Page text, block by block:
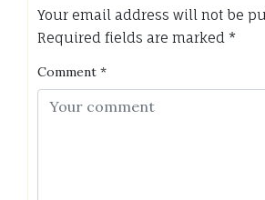
Your email address will not be
Required fields are marked *
Comment *